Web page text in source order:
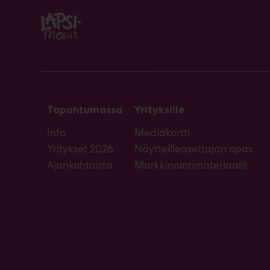
Tapahtumassa
Info
Yritykset 2026
Ajankohtaista
Yrityksille
Mediakortti
Näytteilleasettajan opas
Markkinointimateriaalit